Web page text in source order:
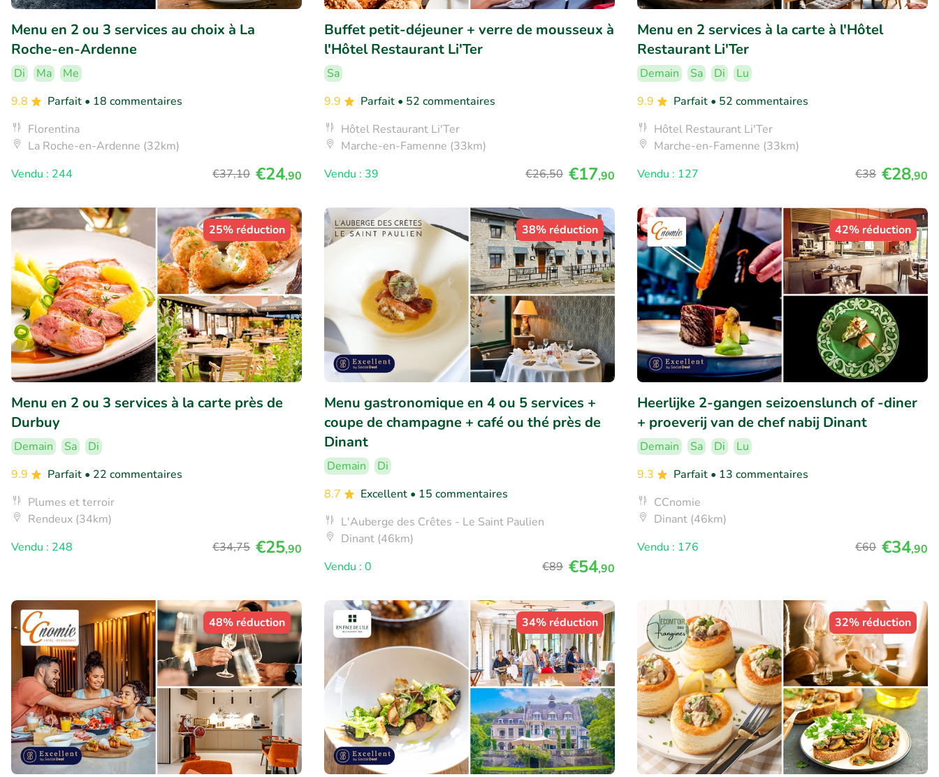
Menu en 2 ou 3 services au choix à La
Roche-en-Ardenne
Di Ma
Me
9.8
Parfait • 18 commentaires
Florentina
La Roche-en-Ardenne (32km)
Vendu : 244
€37,10 €24,90
Buffet petit-déjeuner + verre de mousseux à
l'Hôtel Restaurant Li'Ter
Sa
9.9
Parfait • 52 commentaires
Hôtel Restaurant Li'Ter
Marche-en-Famenne (33km)
Vendu : 39
€26,50 €17,90
Menu en 2 services à la carte à l'Hôtel
Restaurant Li'Ter
Demain Sa Di
Lu
9.9
Parfait • 52 commentaires
Hôtel Restaurant Li'Ter
Marche-en-Famenne (33km)
Vendu : 127
€38 €28,90
25% réduction
Menu en 2 ou 3 services à la carte près de
Durbuy
Demain Sa
Di
9.9
Parfait • 22 commentaires
Plumes et terroir
Rendeux (34km)
Vendu : 248
€34,75 €25,90
38% réduction
Menu gastronomique en 4 ou 5 services +
coupe de champagne + café ou thé près de
Dinant
Demain
Di
8.7
Excellent • 15 commentaires
L'Auberge des Crêtes - Le Saint Paulien
Dinant (46km)
Vendu : 0
€89 €54,90
42% réduction
Heerlijke 2-gangen seizoenslunch of -diner
+ proeverij van de chef nabij Dinant
Demain Sa Di
Lu
9.3
Parfait • 13 commentaires
CCnomie
Dinant (46km)
Vendu : 176
€60 €34,90
48% réduction 34% réduction 32% réduction